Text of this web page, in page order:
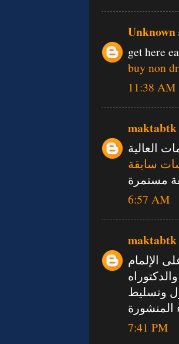
Unknown
get here
buy non
11:38 AM
maktabtk
العالية
سابقة
مستمرة
6:57 AM
maktabtk
الإلمام
وتسليط
المنشورة
7:41 PM